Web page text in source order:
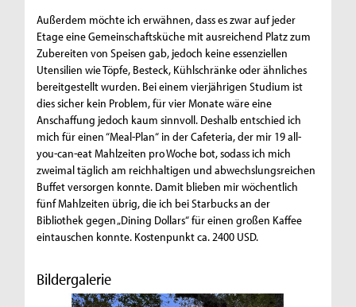
Außerdem möchte ich erwähnen, dass es zwar auf jeder
Etage eine Gemeinschaftsküche mit ausreichend Platz zum
Zubereiten von Speisen gab, jedoch keine essenziellen
Utensilien wie Töpfe, Besteck, Kühlschränke oder ähnliches
bereitgestellt wurden. Bei einem vierjährigen Studium ist
dies sicher kein Problem, für vier Monate wäre eine
Anschaffung jedoch kaum sinnvoll. Deshalb entschied ich
mich für einen “Meal-Plan“ in der Cafeteria, der mir 19 all-
you-can-eat Mahlzeiten pro Woche bot, sodass ich mich
zweimal täglich am reichhaltigen und abwechslungsreichen
Buffet versorgen konnte. Damit blieben mir wöchentlich
fünf Mahlzeiten übrig, die ich bei Starbucks an der
Bibliothek gegen „Dining Dollars“ für einen großen Kaffee
eintauschen konnte. Kostenpunkt ca. 2400 USD.
Bildergalerie